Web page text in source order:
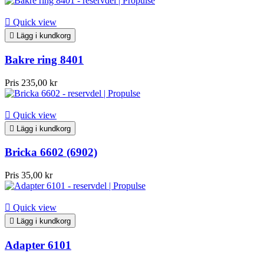
 Quick view
 Lägg i kundkorg
Bakre ring 8401
Pris 235,00 kr
 Quick view
 Lägg i kundkorg
Bricka 6602 (6902)
Pris 35,00 kr
 Quick view
 Lägg i kundkorg
Adapter 6101